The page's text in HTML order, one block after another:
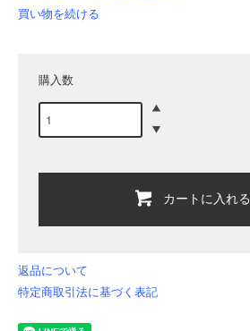
買い物を続ける
購入数
カートに入れる
返品について
特定商取引法に基づく表記